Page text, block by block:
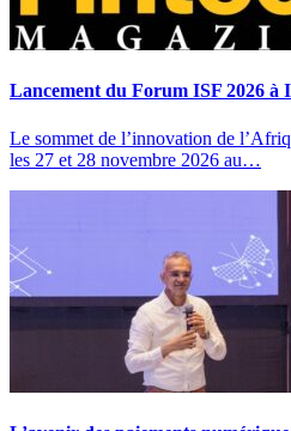
Lancement du Forum ISF 2026 à
Le sommet de l’innovation de
les 27 et 28 novembre 2026 au…